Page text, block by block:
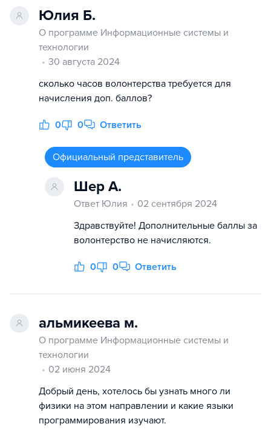
Юлия Б.
О программе Информационные системы и
технологии
30 августа 2024
сколько часов волонтерства требуется для
начисления доп. баллов?
0 0 Ответить
Официальный представитель
Шер А.
Ответ Юлия
02 сентября 2024
Здравствуйте! Дополнительные баллы за
волонтерство не начисляются.
0 0 Ответить
альмикеева м.
О программе Информационные системы и
технологии
02 июня 2024
Добрый день, хотелось бы узнать много ли
физики на этом направлении и какие языки
программирования изучают.